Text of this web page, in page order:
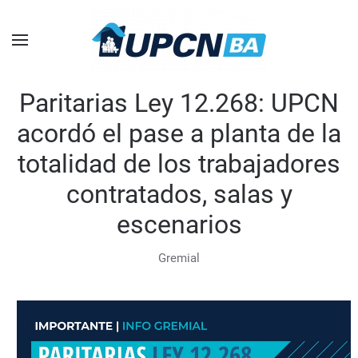
Skip to main content
Paritarias Ley 12.268: UPCN
acordó el pase a planta de la
totalidad de los trabajadores
contratados, salas y
escenarios
Gremial